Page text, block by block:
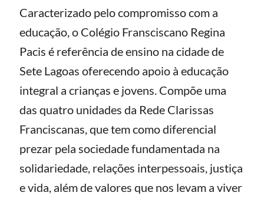
Caracterizado pelo compromisso com a
educação, o Colégio Fransciscano Regina
Pacis é referência de ensino na cidade de
Sete Lagoas oferecendo apoio à educação
integral a crianças e jovens. Compõe uma
das quatro unidades da Rede Clarissas
Franciscanas, que tem como diferencial
prezar pela sociedade fundamentada na
solidariedade, relações interpessoais, justiça
e vida, além de valores que nos levam a viver